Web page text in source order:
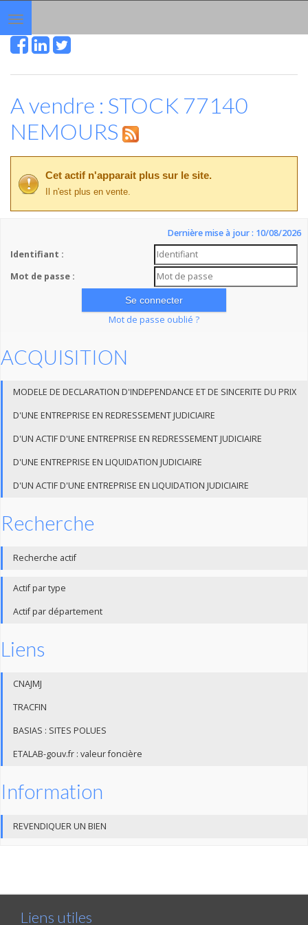
Toggle
navigation
A vendre : STOCK 77140
NEMOURS
Cet actif n'apparait plus sur le site.
Il n'est plus en vente.
Dernière mise à jour : 10/08/2026
Identifiant :
Mot de passe :
Mot de passe oublié ?
ACQUISITION
MODELE DE DECLARATION D'INDEPENDANCE ET DE SINCERITE DU PRIX
D'UNE ENTREPRISE EN REDRESSEMENT JUDICIAIRE
D'UN ACTIF D'UNE ENTREPRISE EN REDRESSEMENT JUDICIAIRE
D'UNE ENTREPRISE EN LIQUIDATION JUDICIAIRE
D'UN ACTIF D'UNE ENTREPRISE EN LIQUIDATION JUDICIAIRE
Recherche
Recherche actif
Actif par type
Actif par département
Liens
CNAJMJ
TRACFIN
BASIAS : SITES POLUES
ETALAB-gouv.fr : valeur foncière
Information
REVENDIQUER UN BIEN
Liens utiles